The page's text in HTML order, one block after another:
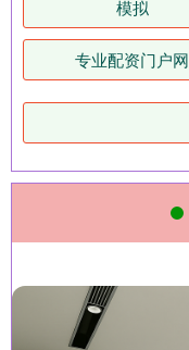
模拟
专业配资门户网